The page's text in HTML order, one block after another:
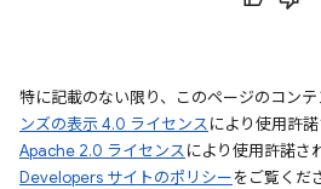
特に記載のない限り、このページのコンテ
ンズの表示 4.0 ライセンスにより使用許
Apache 2.0 ライセンスにより使用許諾さ
Developers サイトのポリシーをご覧くだ